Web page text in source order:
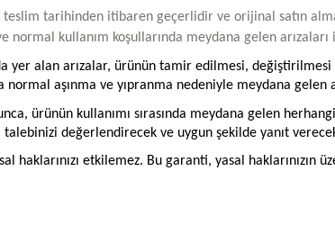
tarihinden itibaren geçerlidir ve orijinal satın
normal kullanım koşullarında meydana gelen arızaları
yer alan arızalar, ürünün tamir edilmesi, değiştirilmesi
normal aşınma ve yıpranma nedeniyle meydana gelen
ürünün kullanımı sırasında meydana gelen
talebinizi değerlendirecek ve uygun şekilde yanıt
haklarınızı etkilemez. Bu garanti, yasal haklarınızın